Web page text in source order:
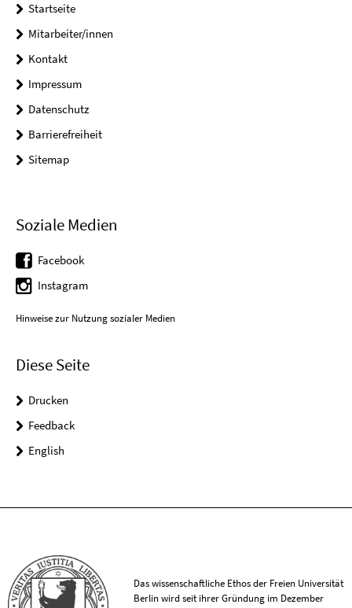
Startseite
Mitarbeiter/innen
Kontakt
Impressum
Datenschutz
Barrierefreiheit
Sitemap
Soziale Medien
Facebook
Instagram
Hinweise zur Nutzung sozialer Medien
Diese Seite
Drucken
Feedback
English
Das wissenschaftliche Ethos der Freien Universität
Berlin wird seit ihrer Gründung im Dezember